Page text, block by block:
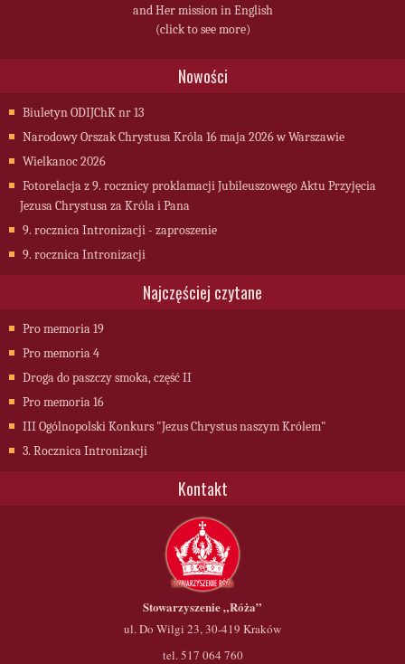
and Her mission in English
(click to see more)
Nowości
Biuletyn ODIJChK nr 13
Narodowy Orszak Chrystusa Króla 16 maja 2026 w Warszawie
Wielkanoc 2026
Fotorelacja z 9. rocznicy proklamacji Jubileuszowego Aktu Przyjęcia
Jezusa Chrystusa za Króla i Pana
9. rocznica Intronizacji - zaproszenie
9. rocznica Intronizacji
Najczęściej czytane
Pro memoria 19
Pro memoria 4
Droga do paszczy smoka, część II
Pro memoria 16
III Ogólnopolski Konkurs "Jezus Chrystus naszym Królem"
3. Rocznica Intronizacji
Kontakt
Stowarzyszenie„Róża”
ul. Do Wilgi 23, 30-419 Kraków
tel. 517 064 760